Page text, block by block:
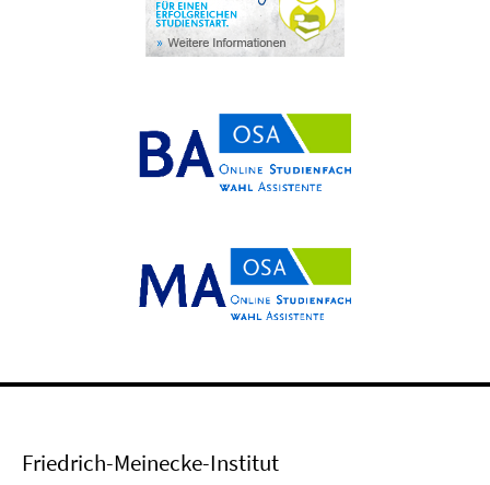
Friedrich-Meinecke-Institut